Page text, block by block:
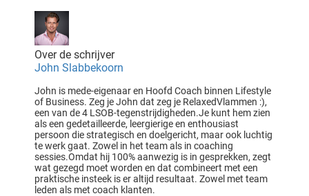
Over de schrijver
John Slabbekoorn
John is mede-eigenaar en Hoofd Coach binnen Lifestyle
of Business. Zeg je John dat zeg je RelaxedVlammen :),
een van de 4 LSOB-tegenstrijdigheden.Je kunt hem zien
als een gedetailleerde, leergierige en enthousiast
persoon die strategisch en doelgericht, maar ook luchtig
te werk gaat. Zowel in het team als in coaching
sessies.Omdat hij 100% aanwezig is in gesprekken, zegt
wat gezegd moet worden en dat combineert met een
praktische insteek is er altijd resultaat. Zowel met team
leden als met coach klanten.